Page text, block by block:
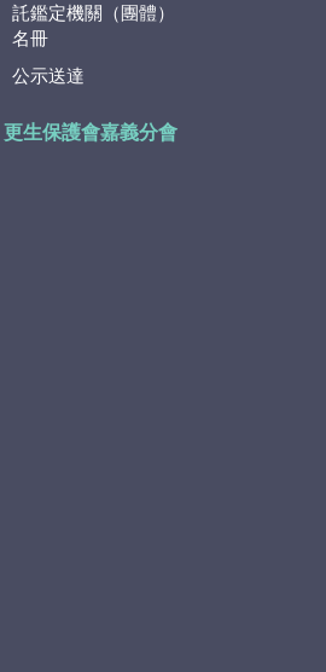
託鑑定機關（團體）
名冊
公示送達
更生保護會嘉義分會